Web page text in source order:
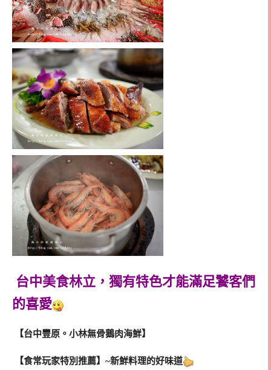
台中美食林立，獨有特色才能滿足饕客們
的喜愛
【台中豐原。小林無骨鵝肉海鮮】
【食常玩家特別推薦】~新鮮料理的好味道